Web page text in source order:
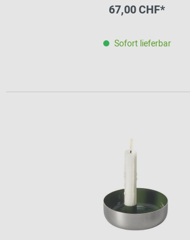
67,00 CHF*
Sofort lieferbar